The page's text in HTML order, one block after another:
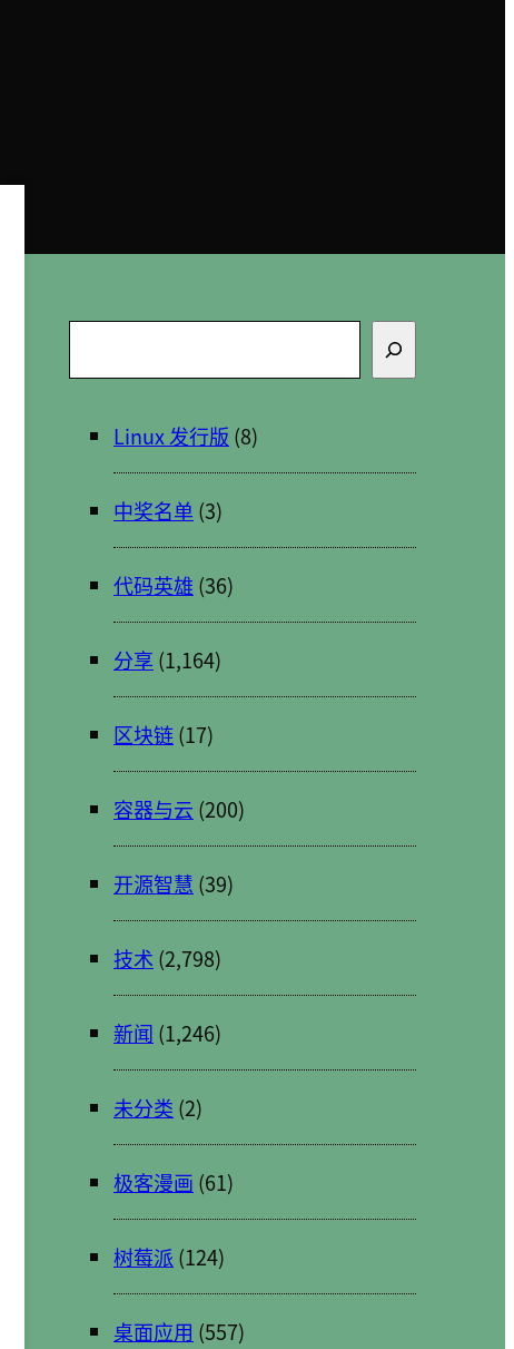
索
Linux 发行版 (8)
中奖名单 (3)
代码英雄 (36)
分享 (1,164)
区块链(17)
容器与云 (200)
开源智慧 (39)
技术 (2,798)
新闻 (1,246)
未分类 (2)
极客漫画 (61)
树莓派 (124)
桌面应用 (557)